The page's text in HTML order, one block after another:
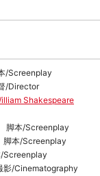
/Screenplay
/Director
Shakespeare
脚本/Screenplay
脚本/Screenplay
/Screenplay
影/Cinematography